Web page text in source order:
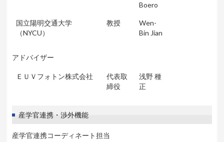
Boero
国立陽明交通大学
（NYCU）
教授
Wen-
Bin Jian
アドバイザー
ＥＵＶフォトン株式会社
代表取
締役
浅野 種
正
産学官連携・渉外機能
産学官連携コーディネート担当